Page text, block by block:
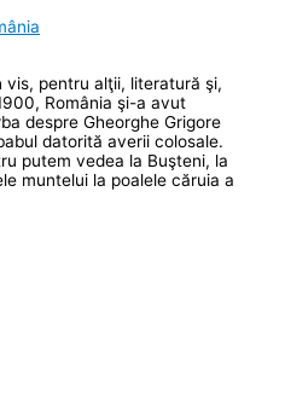
vis, pentru alţii, literatură şi,
România şi-a avut
despre Gheorghe Grigore
datorită averii colosale.
putem vedea la Buşteni, la
muntelui la poalele căruia a